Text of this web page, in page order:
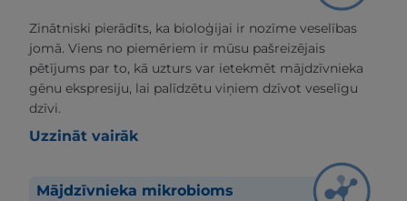
Zinātniski pierādīts, ka bioloģijai ir nozīme veselības
jomā. Viens no piemēriem ir mūsu pašreizējais
pētījums par to, kā uzturs var ietekmēt mājdzīvnieka
gēnu ekspresiju, lai palīdzētu viņiem dzīvot veselīgu
dzīvi.
Uzzināt vairāk
Mājdzīvnieka mikrobioms